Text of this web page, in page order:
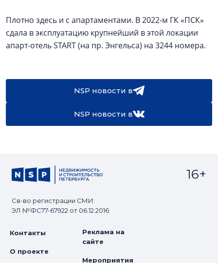
Плотно здесь и с апартаментами. В 2022-м ГК «ПСК»
сдала в эксплуатацию крупнейший в этой локации
апарт-отель START (на пр. Энгельса) на 3244 номера.
NSP новости в
NSP новости в
Св-во регистрации СМИ:
ЭЛ №ФС77-67922 от 06.12.2016
16+
Контакты
О проекте
Реклама на
сайте
Мероприятия